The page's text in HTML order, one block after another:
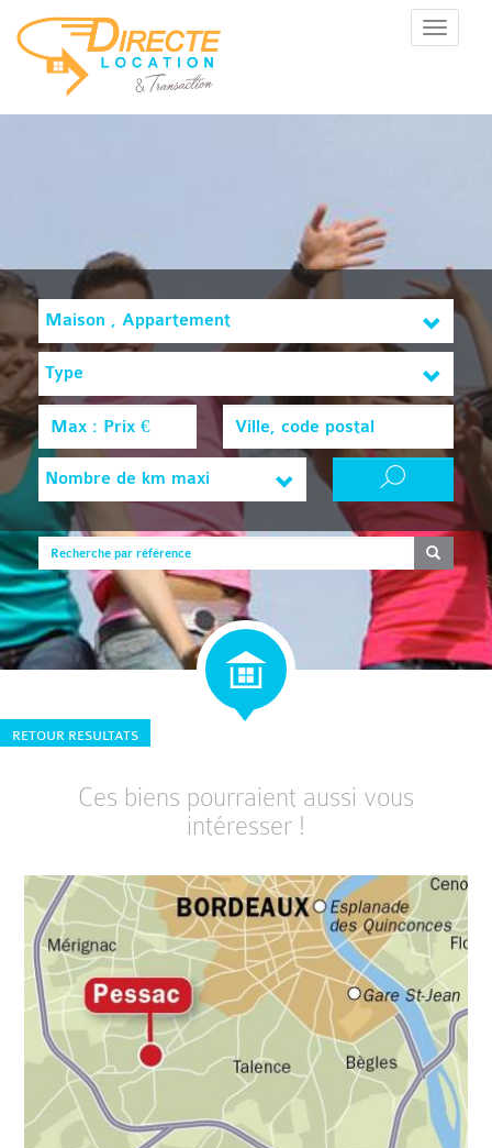
Menu
Maison , Appartement
Type
Nombre de km maxi
RETOUR RESULTATS
Ces biens pourraient aussi vous
intéresser !